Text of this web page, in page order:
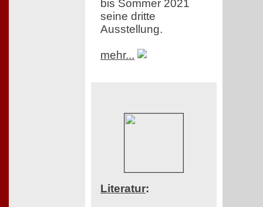
bis Sommer 2021
seine dritte
Ausstellung.
mehr...
Literatur: